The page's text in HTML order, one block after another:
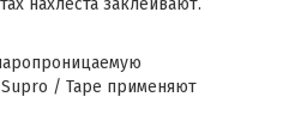
нахлеста заклеивают.
/ Tape применяют